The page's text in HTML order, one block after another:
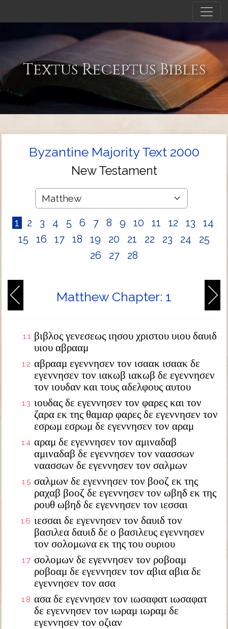
Textus Receptus Bibles
Byzantine Majority Text 2000
New Testament
1 2 3 4 5 6 7 8 9 10 11 12 13
14
15
16 17 18 19 20 21 22 23 24
25
26
27 28
Matthew Chapter: 1
1:1 βιβλος γενεσεως ιησου χριστου υιου δαυιδ
υιου αβρααμ
1:2 αβρααμ εγεννησεν τον ισαακ ισαακ δε
εγεννησεν τον ιακωβ ιακωβ δε εγεννησεν
τον ιουδαν και τους αδελφους αυτου
1:3 ιουδας δε εγεννησεν τον φαρες και τον
ζαρα εκ της θαμαρ φαρες δε εγεννησεν τον
εσρωμ εσρωμ δε εγεννησεν τον αραμ
1:4 αραμ δε εγεννησεν τον αμιναδαβ
αμιναδαβ δε εγεννησεν τον ναασσων
ναασσων δε εγεννησεν τον σαλμων
1:5 σαλμων δε εγεννησεν τον βοοζ εκ της
ραχαβ βοοζ δε εγεννησεν τον ωβηδ εκ της
ρουθ ωβηδ δε εγεννησεν τον ιεσσαι
1:6 ιεσσαι δε εγεννησεν τον δαυιδ τον
βασιλεα δαυιδ δε ο βασιλευς εγεννησεν
τον σολομωνα εκ της του ουριου
1:7 σολομων δε εγεννησεν τον ροβοαμ
ροβοαμ δε εγεννησεν τον αβια αβια δε
εγεννησεν τον ασα
1:8 ασα δε εγεννησεν τον ιωσαφατ ιωσαφατ
δε εγεννησεν τον ιωραμ ιωραμ δε
εγεννησεν τον οζιαν